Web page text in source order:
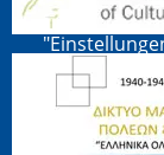
Cookie-
Ihre
Cookie-